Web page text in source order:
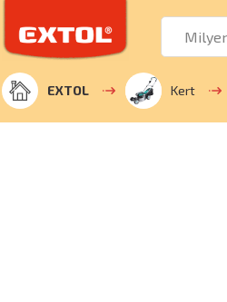
EXTOL Kert